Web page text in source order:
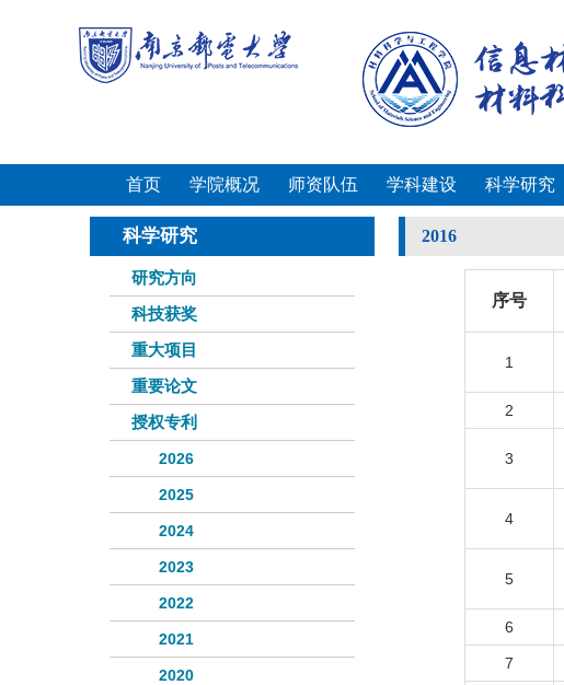
首页 学院概况 师资队伍 学科建设 科学研究
科学研究
研究方向
科技获奖
重大项目
重要论文
授权专利
2026
2025
2024
2023
2022
2021
2020
2016
序号
1
2
3
4
5
6
7